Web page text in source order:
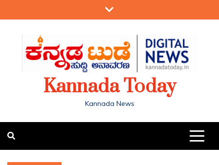
Kannada Today
Kannada News